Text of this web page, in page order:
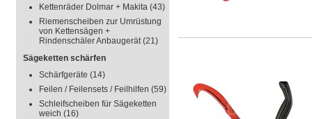
Kettenräder Dolmar + Makita (43)
Riemenscheiben zur Umrüstung
von Kettensägen +
Rindenschäler Anbaugerät(21)
Sägeketten schärfen
Schärfgeräte (14)
Feilen / Feilensets / Feilhilfen (59)
Schleifscheiben für Sägeketten
weich (16)